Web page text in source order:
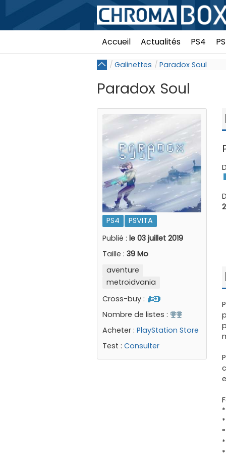
Accueil Actualités PS4
Galinettes Paradox Soul
Paradox Soul
PS4
PSVITA
Publié : le 03 juillet 2019
Taille : 39 Mo
aventure
metroidvania
Cross-buy :
Nombre de listes :
Acheter : PlayStation Store
Test : Consulter